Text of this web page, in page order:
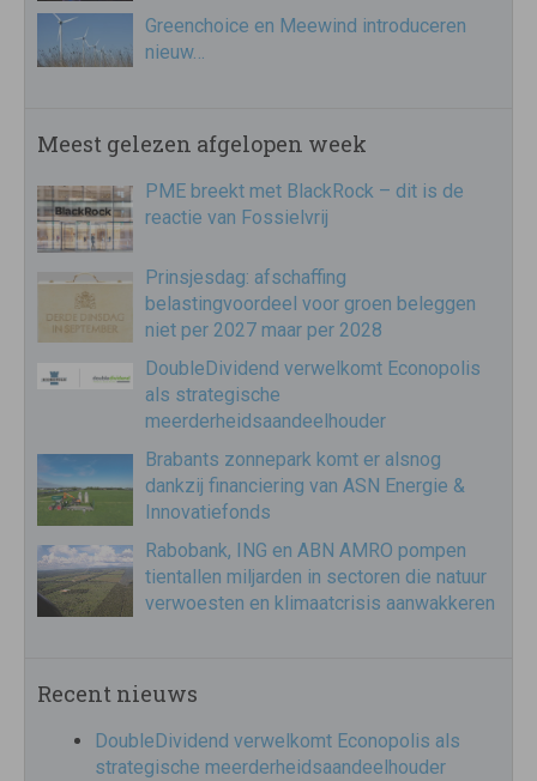
Greenchoice en Meewind introduceren
nieuw…
Meest gelezen afgelopen week
PME breekt met BlackRock – dit is de
reactie van Fossielvrij
Prinsjesdag: afschaffing
belastingvoordeel voor groen beleggen
niet per 2027 maar per 2028
DoubleDividend verwelkomt Econopolis
als strategische
meerderheidsaandeelhouder
Brabants zonnepark komt er alsnog
dankzij financiering van ASN Energie &
Innovatiefonds
Rabobank, ING en ABN AMRO pompen
tientallen miljarden in sectoren die natuur
verwoesten en klimaatcrisis aanwakkeren
Recent nieuws
DoubleDividend verwelkomt Econopolis als
strategische meerderheidsaandeelhouder